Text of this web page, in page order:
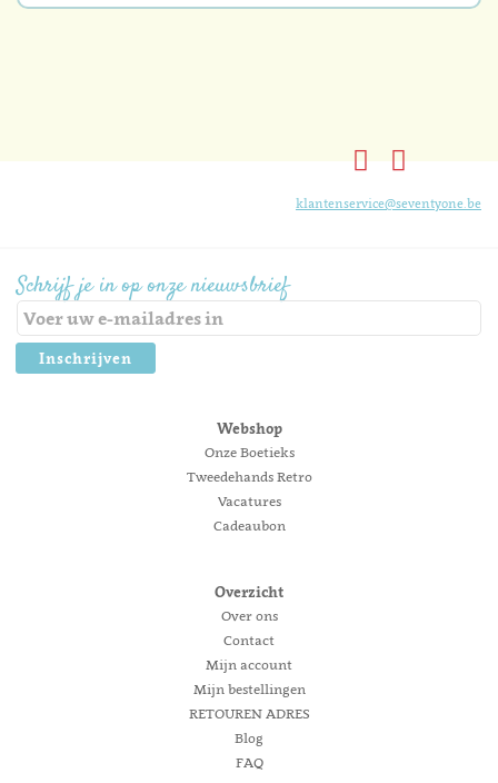
Schrijf je in op onze nieuwsbrief
Inschrijven
klantenservice@seventyone.be
Webshop
Onze Boetieks
Tweedehands Retro
Vacatures
Cadeaubon
Overzicht
Over ons
Contact
Mijn account
Mijn bestellingen
RETOUREN ADRES
Blog
FAQ